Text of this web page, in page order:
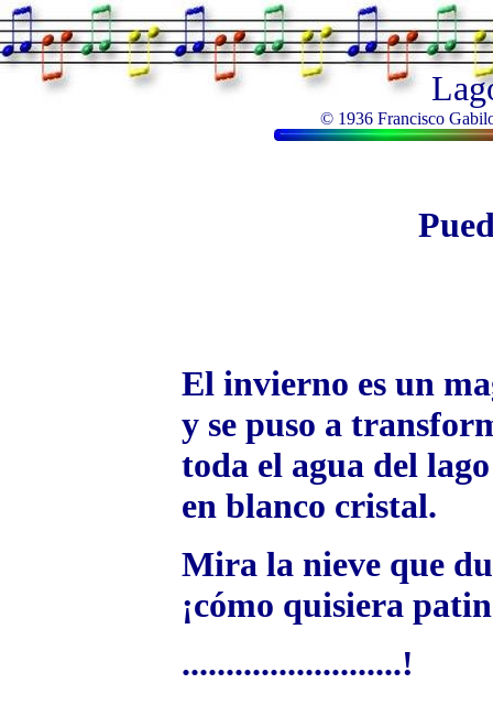
© 1936 Francisco
El invierno es un
y se puso a
toda el agua del lago
en blanco cristal.
Mira la nieve que
¡cómo quisiera
.........................!